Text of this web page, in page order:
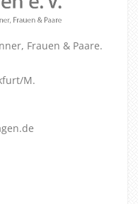
Frauen & Paare.
M.